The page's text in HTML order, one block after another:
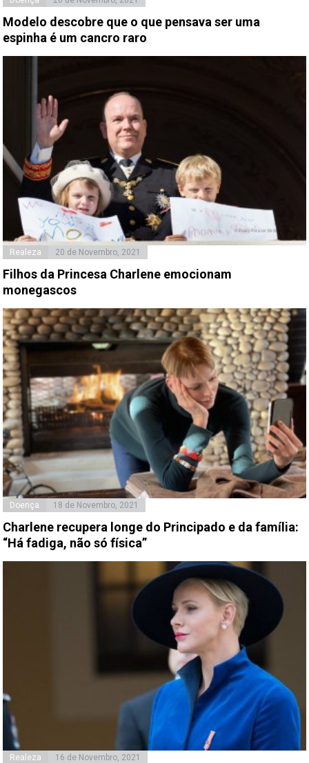
Modelo descobre que o que pensava ser uma
espinha é um cancro raro
Realeza 20 de Novembro, 2021
Filhos da Princesa Charlene emocionam
monegascos
Doença 18 de Novembro, 2021
Charlene recupera longe do Principado e da família:
“Há fadiga, não só física”
Realeza 16 de Novembro, 2021